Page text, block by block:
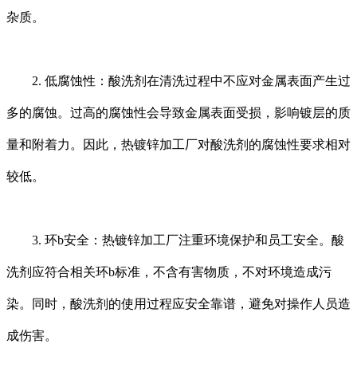
杂质。
2. 低腐蚀性：酸洗剂在清洗过程中不应对金属表面产生过
多的腐蚀。过高的腐蚀性会导致金属表面受损，影响镀层的质
量和附着力。因此，热镀锌加工厂对酸洗剂的腐蚀性要求相对
较低。
3. 环b安全：热镀锌加工厂注重环境保护和员工安全。酸
洗剂应符合相关环b标准，不含有害物质，不对环境造成污
染。同时，酸洗剂的使用过程应安全靠谱，避免对操作人员造
成伤害。